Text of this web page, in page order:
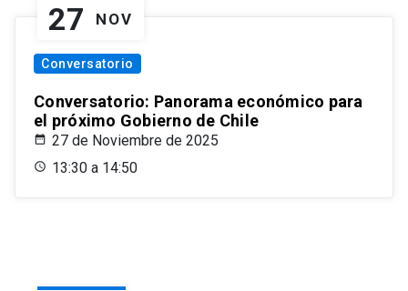
27 NOV
Conversatorio
Conversatorio: Panorama económico para
el próximo Gobierno de Chile
27 de Noviembre de 2025
13:30 a 14:50